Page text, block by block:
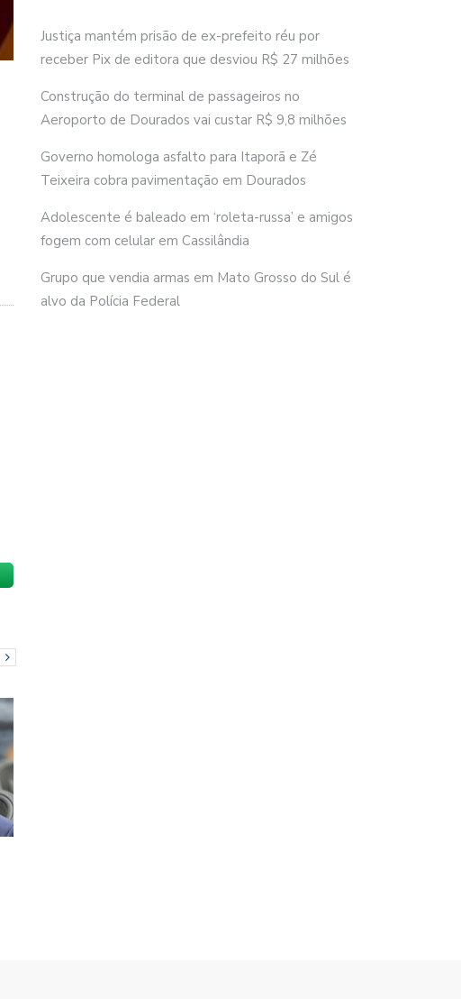
Justiça mantém prisão de ex-prefeito réu por
receber Pix de editora que desviou R$ 27 milhões
Construção do terminal de passageiros no
Aeroporto de Dourados vai custar R$ 9,8 milhões
Governo homologa asfalto para Itaporã e Zé
Teixeira cobra pavimentação em Dourados
Adolescente é baleado em ‘roleta-russa’ e amigos
fogem com celular em Cassilândia
Grupo que vendia armas em Mato Grosso do Sul é
alvo da Polícia Federal